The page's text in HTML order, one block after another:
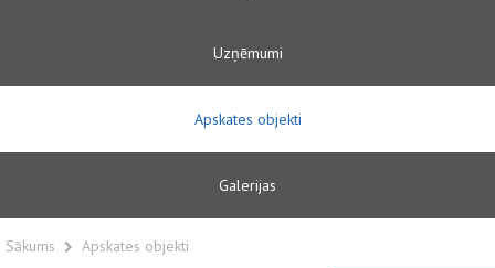
Uzņēmumi
Apskates objekti
Galerijas
Sākums Apskates objekti